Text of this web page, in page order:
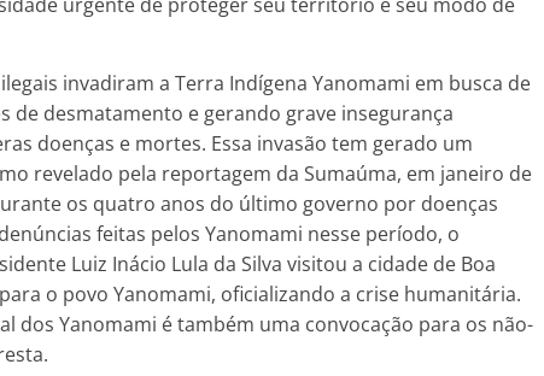
invadiram a Terra Indígena Yanomami em busca de
desmatamento e gerando grave insegurança
doenças e mortes. Essa invasão tem gerado um
revelado pela reportagem da Sumaúma, em janeiro de
os quatro anos do último governo por doenças
feitas pelos Yanomami nesse período, o
Luiz Inácio Lula da Silva visitou a cidade de Boa
o povo Yanomami, oficializando a crise humanitária.
dos Yanomami é também uma convocação para os não-